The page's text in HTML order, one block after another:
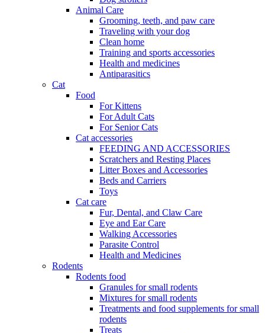
Animal Care
Grooming, teeth, and paw care
Traveling with your dog
Clean home
Training and sports accessories
Health and medicines
Antiparasitics
Cat
Food
For Kittens
For Adult Cats
For Senior Cats
Cat accessories
FEEDING AND ACCESSORIES
Scratchers and Resting Places
Litter Boxes and Accessories
Beds and Carriers
Toys
Cat care
Fur, Dental, and Claw Care
Eye and Ear Care
Walking Accessories
Parasite Control
Health and Medicines
Rodents
Rodents food
Granules for small rodents
Mixtures for small rodents
Treatments and food supplements for small
rodents
Treats